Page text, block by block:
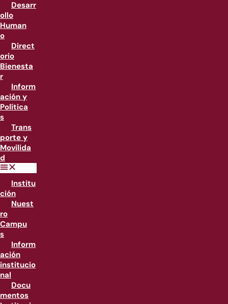
Desarr
ollo
Human
o
Direct
orio
Bienesta
r
Inform
ación y
Política
s
Trans
porte y
Movilida
d
Institu
ción
Nuest
ro
Campu
s
Inform
ación
institucio
nal
Docu
mentos